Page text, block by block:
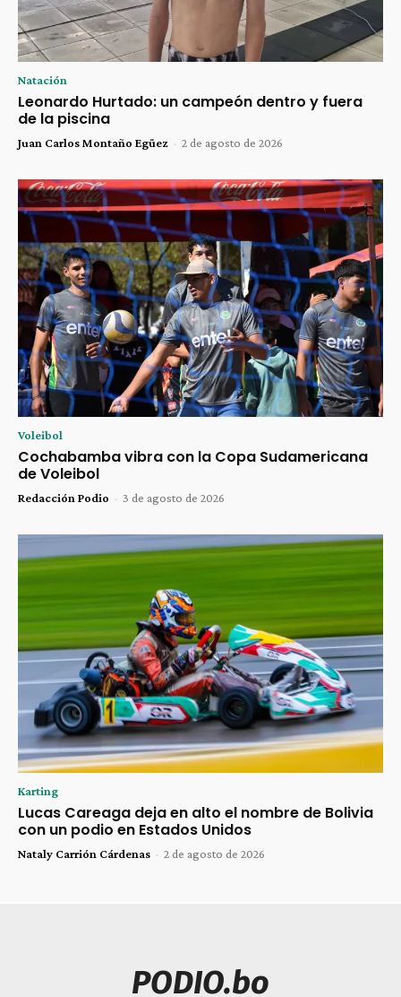
Natación
Leonardo Hurtado: un campeón dentro y fuera
de la piscina
Juan Carlos Montaño Egüez - 2 de agosto de 2026
Voleibol
Cochabamba vibra con la Copa Sudamericana
de Voleibol
Redacción Podio - 3 de agosto de 2026
Karting
Lucas Careaga deja en alto el nombre de Bolivia
con un podio en Estados Unidos
Nataly Carrión Cárdenas - 2 de agosto de 2026
PODIO.bo